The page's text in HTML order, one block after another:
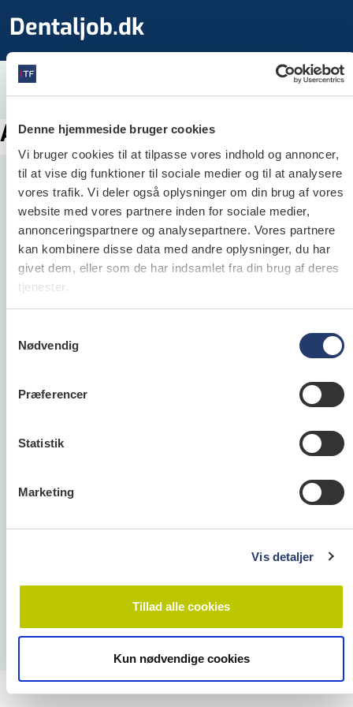
Denne hjemmeside bruger cookies
Vi bruger cookies til at tilpasse vores indhold og annoncer,
til at vise dig funktioner til sociale medier og til at analysere
vores trafik. Vi deler også oplysninger om din brug af vores
website med vores partnere inden for sociale medier,
annonceringspartnere og analysepartnere. Vores partnere
kan kombinere disse data med andre oplysninger, du har
givet dem, eller som de har indsamlet fra din brug af deres
tjenester.
Nødvendig
Præferencer
Statistik
Marketing
Vis detaljer
Tillad alle cookies
Kun nødvendige cookies
Dentaljob.dk
Annoncen kunne ikke findes
Dentaljob.dk
Dentaljob.dk er Danmarks største jobportal for
alle ansatte inden for dental­verdenen og
henvender sig både til folk, der søger job samt til
1256 København K
E-mail:info@tandlaegeforeningen.dk